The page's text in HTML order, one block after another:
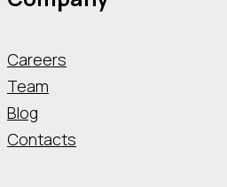
Careers
Team
Blog
Contacts